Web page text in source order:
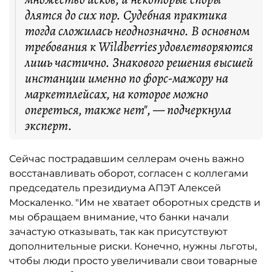
длятся до сих пор. Судебная практика
тогда сложилась неоднозначно. В основном
требования к Wildberries удовлетворяются
лишь частично. Знакового решения высшей
инстанции именно по форс-мажору на
маркетплейсах, на которое можно
опереться, также нет", — подчеркнула
эксперт.
Сейчас пострадавшим селлерам очень важно
восстанавливать оборот, согласен с коллегами
председатель президиума АПЭТ Алексей
Москаленко. "Им не хватает оборотных средств и
мы обращаем внимание, что банки начали
зачастую отказывать, так как присутствуют
дополнительные риски. Конечно, нужны льготы,
чтобы люди просто увеличивали свои товарные